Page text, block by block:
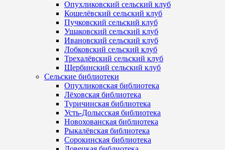
Опухликовский сельский клуб
Кошелёвский сельский клуб
Пучковский сельский клуб
Ушаковский сельский клуб
Ивановский сельский клуб
Лобковский сельский клуб
Трехалёвский сельский клуб
Щербинский сельский клуб
Сельские библиотеки
Опухликовская библиотека
Лёховская библиотека
Туричинская библиотека
Усть-Долысская библиотека
Новохованская библиотека
Рыкалёвская библиотека
Сорокинская библиотека